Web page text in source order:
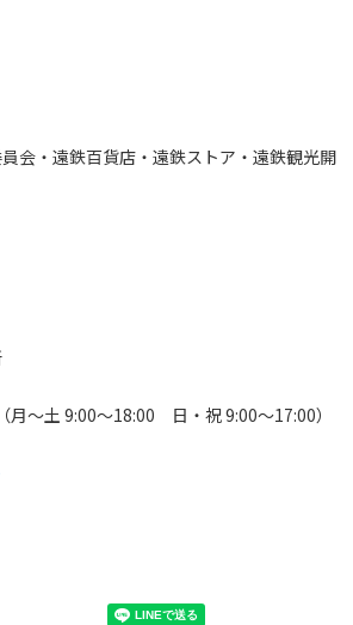
会・遠鉄百貨店・遠鉄ストア・遠鉄観光開
～土 9:00～18:00 日・祝 9:00～17:00）